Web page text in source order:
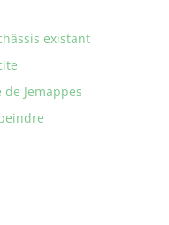
existant
Jemappes